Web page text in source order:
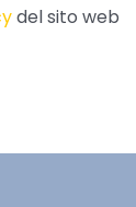
del sito web